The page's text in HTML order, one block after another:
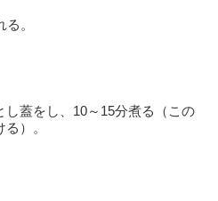
。
し蓋をし、10～15分煮る（この
る）。